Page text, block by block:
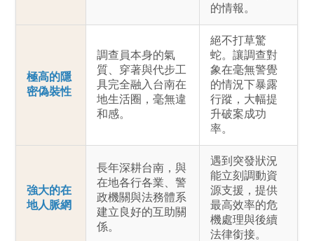
的情報。
極高的隱
密偽裝性
調查員本身的氣
質、穿著與代步工
具完全融入台南在
地生活圈，毫無違
和感。
絕不打草驚
蛇。讓調查對
象在毫無警覺
的情況下暴露
行蹤，大幅提
升破案成功
率。
強大的在
地人脈網
長年深耕台南，與
在地各行各業、警
政機關與法務體系
建立良好的互助關
係。
遇到突發狀況
能立刻調動資
源支援，提供
最高效率的危
機處理與後續
法律銜接。